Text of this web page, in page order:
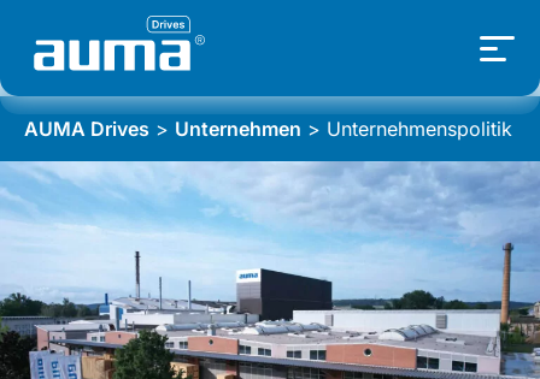
AUMA Drives > Unternehmen > Unternehmenspolitik